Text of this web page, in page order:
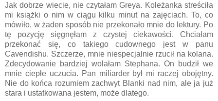
Jak dobrze wiecie, nie czytałam Greya. Koleżanka streściła
mi książki o nim w ciągu kilku minut na zajęciach. To, co
mówiło, w żaden sposób nie przekonało mnie do lektury. Po
tę pozycję sięgnęłam z czystej ciekawości. Chciałam
przekonać się, co takiego cudownego jest w panu
Cavendishu. Szczerze, mnie niespecjalnie rzucił na kolana.
Zdecydowanie bardziej wolałam Stephana. On budził we
mnie ciepłe uczucia. Pan miliarder był mi raczej obojętny.
Nie do końca rozumiem zachwyt Blanki nad nim, ale ja już
stara i ustatkowana jestem, może dlatego.